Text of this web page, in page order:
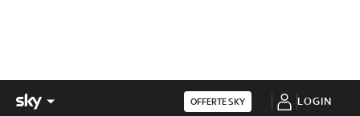
OFFERTE SKY LOGIN